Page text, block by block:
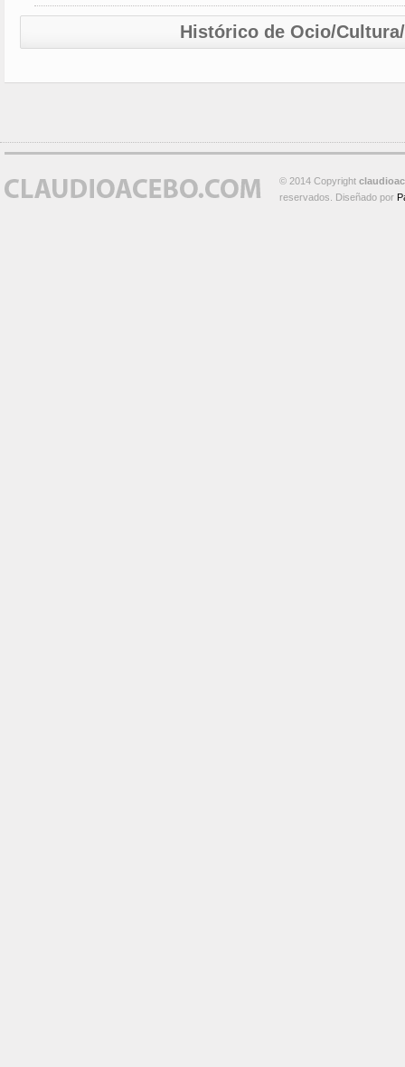
Histórico de Ocio/
© 2014 Copyright
reservados. Diseñado por